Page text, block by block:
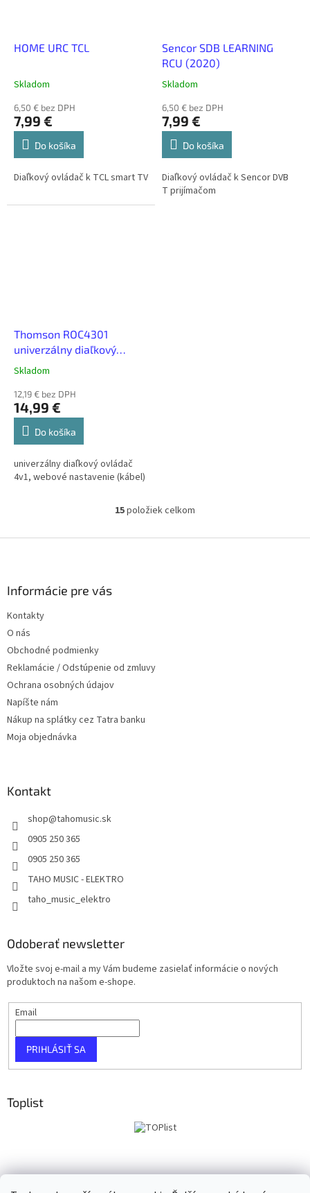
HOME URC TCL
Skladom
6,50 € bez DPH
7,99 €
Do košíka
Diaľkový ovládač k TCL smart TV
Sencor SDB LEARNING
RCU (2020)
Skladom
6,50 € bez DPH
7,99 €
Do košíka
Diaľkový ovládač k Sencor DVB
T prijímačom
Thomson ROC4301
univerzálny diaľkový
ovládač 4v1, webové
Skladom
12,19 € bez DPH
14,99 €
Do košíka
univerzálny diaľkový ovládač
4v1, webové nastavenie (kábel)
O
l
k
15položiek celkom
Informácie pre vás
Kontakty
O nás
Obchodné podmienky
Reklamácie / Odstúpenie od zmluvy
Ochrana osobných údajov
Napíšte nám
Nákup na splátky cez Tatra banku
Moja objednávka
Kontakt
shop@tahomusic.sk
0905 250 365
0905 250 365
TAHO MUSIC - ELEKTRO
taho_music_elektro
Odoberať newsletter
Vložte svoj e-mail a my Vám budeme zasielať informácie o nových
produktoch na našom e-shope.
Email
PRIHLÁSIŤ SA
Toplist